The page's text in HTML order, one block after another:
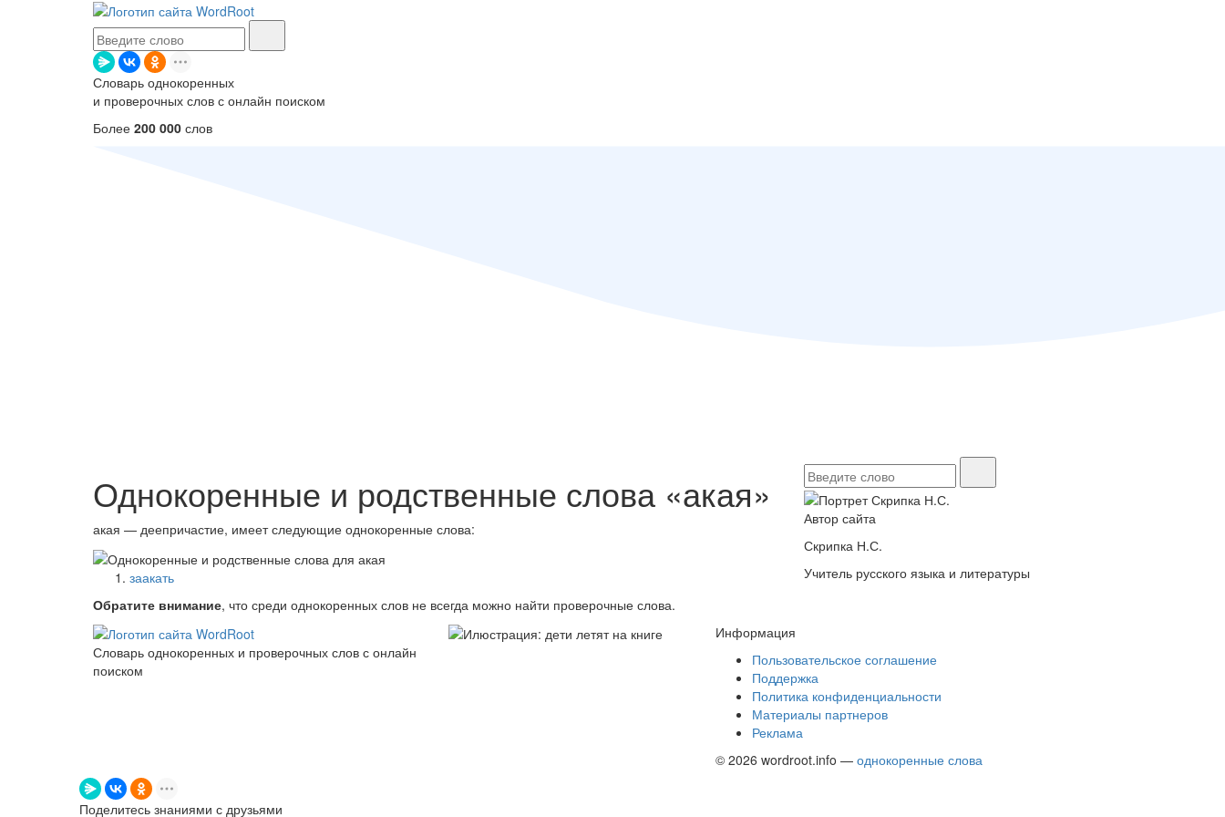
Словарь однокоренных
и проверочных слов с онлайн поиском
Более 200 000 слов
Однокоренные и родственные слова «акая»
акая — деепричастие, имеет следующие однокоренные слова:
заакать
Обратите внимание, что среди однокоренных слов не всегда можно найти проверочные слова.
Автор сайта
Скрипка Н.С.
Учитель русского языка и литературы
Словарь однокоренных и проверочных слов с онлайн
поиском
Информация
Пользовательское соглашение
Поддержка
Политика конфиденциальности
Материалы партнеров
Реклама
© 2026 wordroot.info — однокоренные слова
Поделитесь знаниями с друзьями